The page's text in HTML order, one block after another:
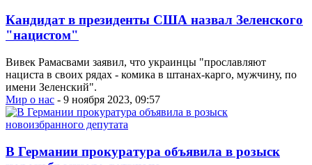
Кандидат в президенты США назвал Зеленского
"нацистом"
Вивек Рамасвами заявил, что украинцы "прославляют
нациста в своих рядах - комика в штанах-карго, мужчину, по
имени Зеленский".
Мир о нас - 9 ноября 2023, 09:57
В Германии прокуратура объявила в розыск